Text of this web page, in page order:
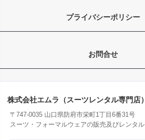
プライバシーポリシー
お問合せ
株式会社エムラ（スーツレンタル専門店）
〒747-0035 山口県防府市栄町1丁目6番31号
スーツ・フォーマルウェアの販売及びレンタル